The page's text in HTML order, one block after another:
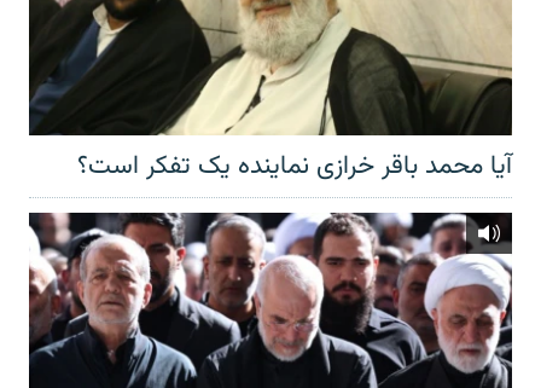
آیا محمد باقر خرازی نماینده یک تفکر است؟